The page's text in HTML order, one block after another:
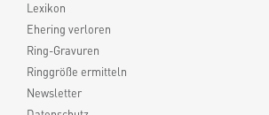
Lexikon
Ehering verloren
Ring-Gravuren
Ringgröße ermitteln
Newsletter